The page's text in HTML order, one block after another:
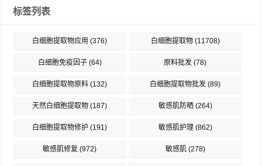
标签列表
白细胞提取物应用 (376) 白细胞提取物(11708)
白细胞免疫因子(64) 原料批发 (78)
白细胞提取物原料 (132) 白细胞提取物批发 (89)
天然白细胞提取物 (187) 敏感肌防晒(264)
白细胞提取物修护 (191) 敏感肌护理(862)
敏感肌修复 (972) 敏感肌(278)